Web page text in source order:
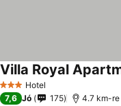
3 Kategória
Hotel
Villa Royal
7,6 Jó 175 4.7 km-